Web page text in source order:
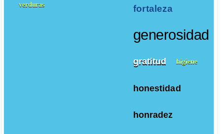
fortaleza
generosidad
gratitud higiene
honestidad
honradez
verduras